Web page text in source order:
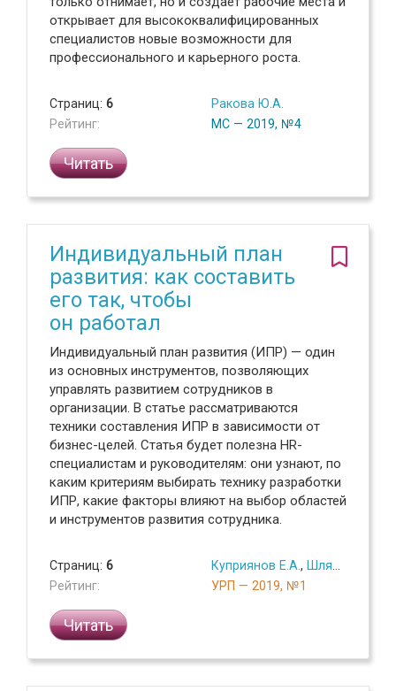
открывает для высококвалифицированных
специалистов новые возможности для
профессионального и карьерного роста.
Страниц: 6
Рейтинг:
Ракова Ю.А.
МС — 2019, №4
Читать
Индивидуальный план
развития: как составить
его так, чтобы
он работал
Индивидуальный план развития (ИПР) — один
из основных инструментов, позволяющих
управлять развитием сотрудников в
организации. В статье рассматриваются
техники составления ИПР в зависимости от
бизнес-целей. Статья будет полезна HR-
специалистам и руководителям: они узнают, по
каким критериям выбирать технику разработки
ИПР, какие факторы влияют на выбор областей
и инструментов развития сотрудника.
Страниц: 6
Рейтинг:
Куприянов Е.А. , Шляпкин Р.С.
УРП — 2019, №1
Читать